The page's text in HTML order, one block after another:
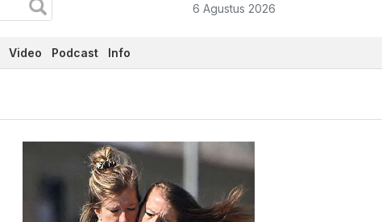
6 Agustus 2026
Video Podcast Info